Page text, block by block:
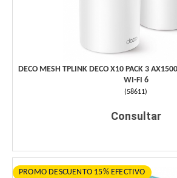
DECO MESH TPLINK DECO X10 PACK 3
WI-FI 6
(58611)
Consultar
PROMO DESCUENTO 15% EFECTIVO